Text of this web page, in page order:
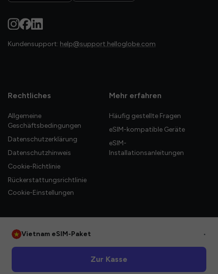
Kundensupport: help@support.helloglobe.com
Rechtliches
Allgemeine
Geschäftsbedingungen
Datenschutzerklärung
Datenschutzhinweis
Cookie-Richtlinie
Rückerstattungsrichtlinie
Cookie-Einstellungen
Mehr erfahren
Häufig gestellte Fragen
eSIM-kompatible Geräte
eSIM-
Installationsanleitungen
Vietnam eSIM-Paket •
Zur Kasse